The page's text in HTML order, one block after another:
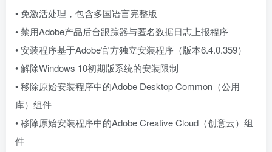
• 免激活处理，包含多国语言完整版
• 禁用Adobe产品后台跟踪器与匿名数据日志上报程序
• 安装程序基于Adobe官方独立安装程序（版本6.4.0.359）
• 解除Windows 10初期版系统的安装限制
• 移除原始安装程序中的Adobe Desktop Common（公用
库）组件
• 移除原始安装程序中的Adobe Creative Cloud（创意云）组
件